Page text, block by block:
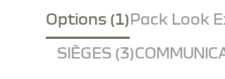
Options (1)Pack Look
SIÈGES (3)